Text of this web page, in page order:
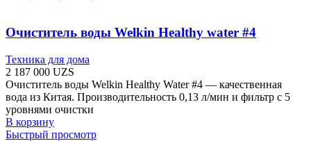
Очиститель воды Welkin Healthy water #4
Техника для дома
2 187 000 UZS
Очиститель воды Welkin Healthy Water #4 — качественная
вода из Китая. Производительность 0,13 л/мин и фильтр с 5
уровнями очистки
В корзину
Быстрый просмотр